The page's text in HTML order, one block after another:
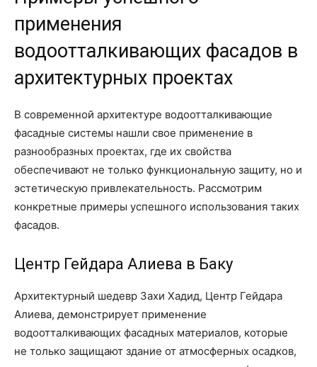
применения
водоотталкивающих фасадов в
архитектурных проектах
В современной архитектуре водоотталкивающие
фасадные системы нашли свое применение в
разнообразных проектах, где их свойства
обеспечивают не только функциональную защиту, но и
эстетическую привлекательность. Рассмотрим
конкретные примеры успешного использования таких
фасадов.
Центр Гейдара Алиева в Баку
Архитектурный шедевр Захи Хадид, Центр Гейдара
Алиева, демонстрирует применение
водоотталкивающих фасадных материалов, которые
не только защищают здание от атмосферных осадков,